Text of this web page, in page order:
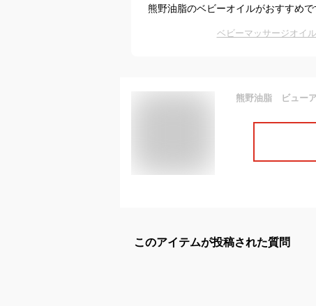
熊野油脂のベビーオイルがおすすめ
ベビーマッサージオイ
このアイテムが投稿された質問